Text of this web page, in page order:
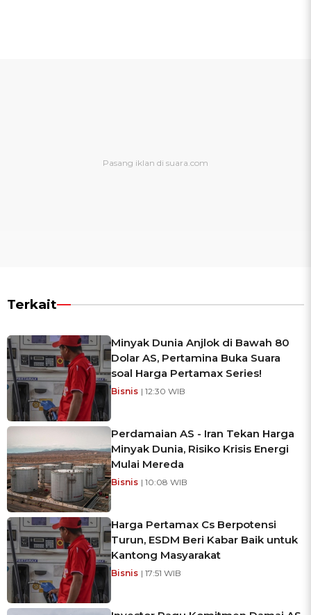
Terkait
Minyak Dunia Anjlok di Bawah 80
Dolar AS, Pertamina Buka Suara
soal Harga Pertamax Series!
Bisnis | 12:30 WIB
Perdamaian AS - Iran Tekan Harga
Minyak Dunia, Risiko Krisis Energi
Mulai Mereda
Bisnis | 10:08 WIB
Harga Pertamax Cs Berpotensi
Turun, ESDM Beri Kabar Baik untuk
Kantong Masyarakat
Bisnis | 17:51 WIB